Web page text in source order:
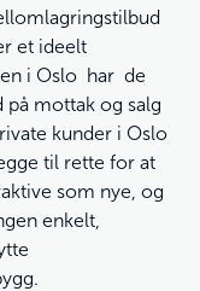
et ideelt
i Oslo har de
mottak og salg
kunder i Oslo
til rette for at
som nye, og
enkelt,